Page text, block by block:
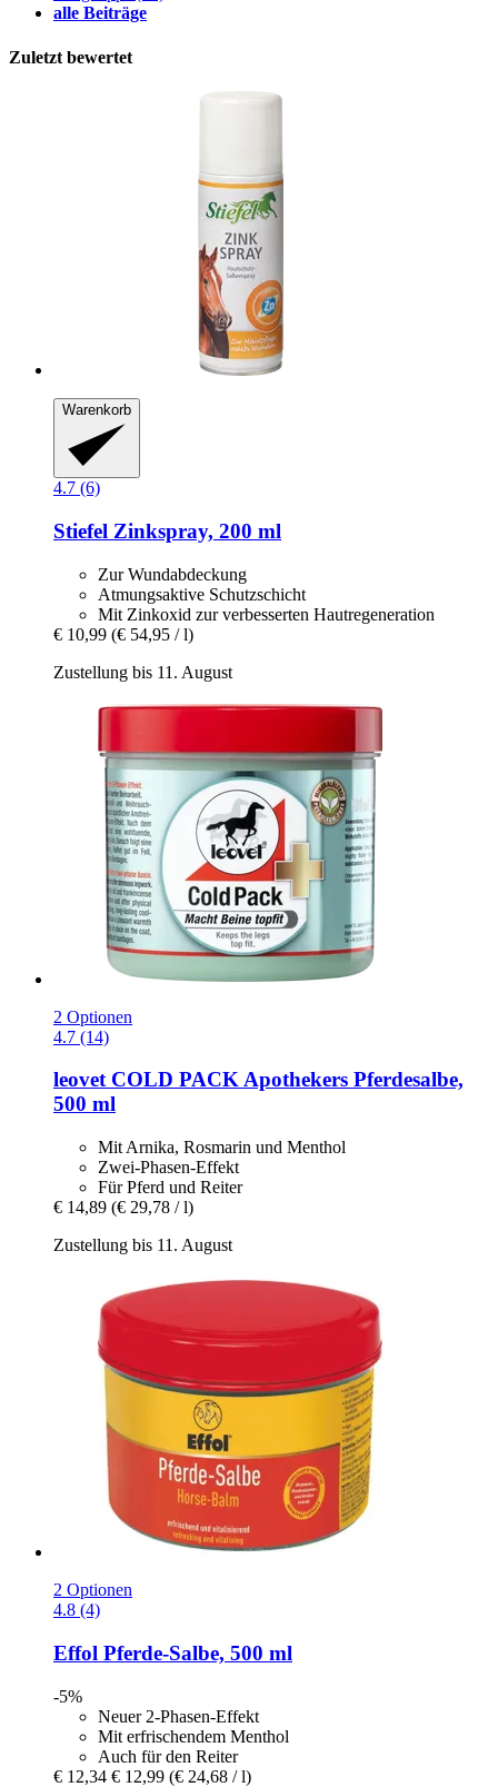
alle Beiträge
Zuletzt bewertet
Warenkorb
4.7 (6)
Stiefel Zinkspray, 200 ml
Zur Wundabdeckung
Atmungsaktive Schutzschicht
Mit Zinkoxid zur verbesserten Hautregeneration
€ 10,99 (€ 54,95 / l)
Zustellung bis 11. August
2 Optionen
4.7 (14)
leovetCOLD PACK Apothekers Pferdesalbe,
500 ml
Mit Arnika, Rosmarin und Menthol
Zwei-Phasen-Effekt
Für Pferd und Reiter
€ 14,89 (€ 29,78 / l)
Zustellung bis 11. August
2 Optionen
4.8 (4)
Effol Pferde-​Salbe, 500 ml
-5%
Neuer 2-Phasen-Effekt
Mit erfrischendem Menthol
Auch für den Reiter
€ 12,34 € 12,99 (€ 24,68 / l)